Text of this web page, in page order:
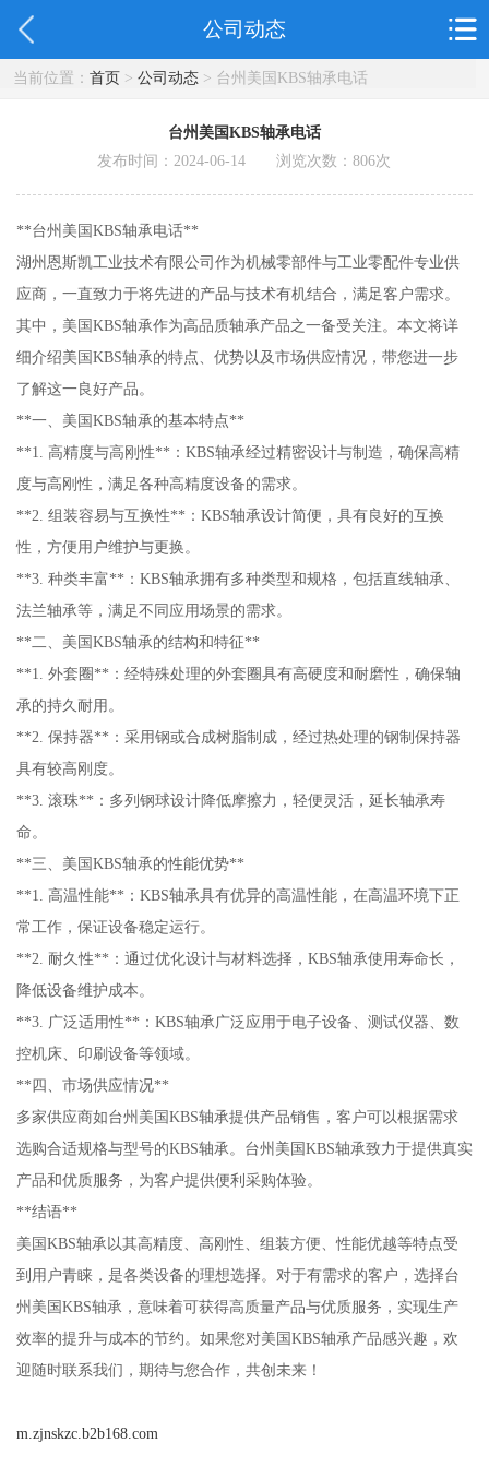
公司动态
当前位置： 首页> 公司动态> 台州美国KBS轴承电话
台州美国KBS轴承电话
发布时间：2024-06-14 浏览次数：806次
**台州美国KBS轴承电话**
湖州恩斯凯工业技术有限公司作为机械零部件与工业零配件专业供
应商，一直致力于将先进的产品与技术有机结合，满足客户需求。
其中，美国KBS轴承作为高品质轴承产品之一备受关注。本文将详
细介绍美国KBS轴承的特点、优势以及市场供应情况，带您进一步
了解这一良好产品。
**一、美国KBS轴承的基本特点**
**1. 高精度与高刚性**：KBS轴承经过精密设计与制造，确保高精
度与高刚性，满足各种高精度设备的需求。
**2. 组装容易与互换性**：KBS轴承设计简便，具有良好的互换
性，方便用户维护与更换。
**3. 种类丰富**：KBS轴承拥有多种类型和规格，包括直线轴承、
法兰轴承等，满足不同应用场景的需求。
**二、美国KBS轴承的结构和特征**
**1. 外套圈**：经特殊处理的外套圈具有高硬度和耐磨性，确保轴
承的持久耐用。
**2. 保持器**：采用钢或合成树脂制成，经过热处理的钢制保持器
具有较高刚度。
**3. 滚珠**：多列钢球设计降低摩擦力，轻便灵活，延长轴承寿
命。
**三、美国KBS轴承的性能优势**
**1. 高温性能**：KBS轴承具有优异的高温性能，在高温环境下正
常工作，保证设备稳定运行。
**2. 耐久性**：通过优化设计与材料选择，KBS轴承使用寿命长，
降低设备维护成本。
**3. 广泛适用性**：KBS轴承广泛应用于电子设备、测试仪器、数
控机床、印刷设备等领域。
**四、市场供应情况**
多家供应商如台州美国KBS轴承提供产品销售，客户可以根据需求
选购合适规格与型号的KBS轴承。台州美国KBS轴承致力于提供真实
产品和优质服务，为客户提供便利采购体验。
**结语**
美国KBS轴承以其高精度、高刚性、组装方便、性能优越等特点受
到用户青睐，是各类设备的理想选择。对于有需求的客户，选择台
州美国KBS轴承，意味着可获得高质量产品与优质服务，实现生产
效率的提升与成本的节约。如果您对美国KBS轴承产品感兴趣，欢
迎随时联系我们，期待与您合作，共创未来！
m.zjnskzc.b2b168.com